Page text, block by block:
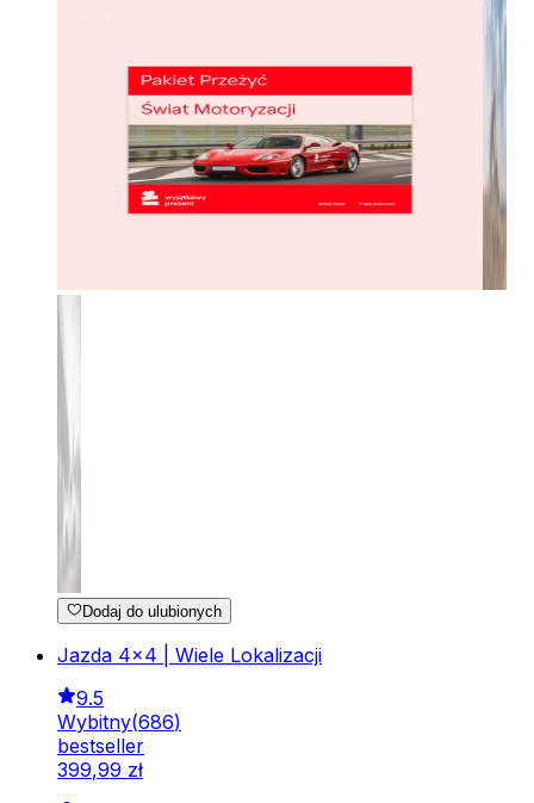
Dodaj do ulubionych
Jazda 4x4 | Wiele Lokalizacji
9.5
Wybitny(686)
bestseller
399,99 zł